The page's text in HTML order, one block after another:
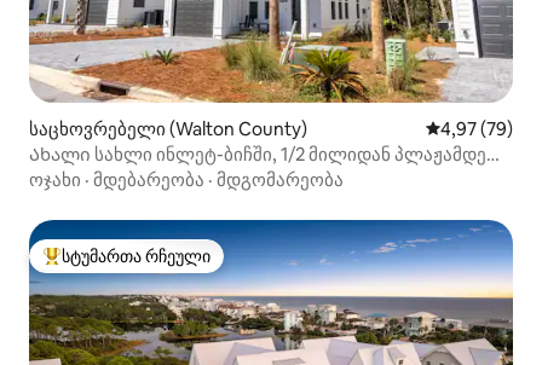
საცხოვრებელი (Walton County) საშუალო
4,97 (79)
Ახალი სახლი ინლეტ-ბიჩში, 1/2 მილიდან პლაჟამდე
უფასო ველოსიპედი
ოჯახი · მდებარეობა · მდგომარეობა
სტუმართა რჩეული მოწინავე ვარიანტი
სტუმართა რჩეული